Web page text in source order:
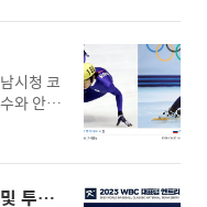
우승을
상을
다. ..
니다.
) 학
: 201
입단
감치
였으
정후의
의 기
시청 코
와 안현
있습
한국
투구